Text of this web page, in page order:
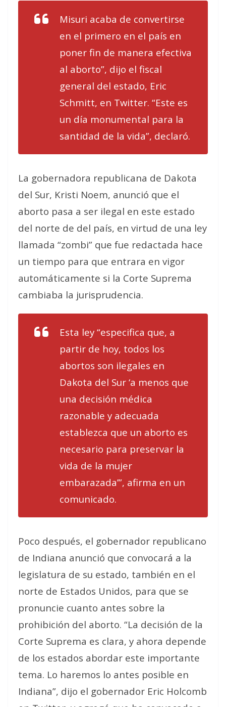
Misuri acaba de convertirse
en el primero en el país en
poner fin de manera efectiva
al aborto”, dijo el fiscal
general del estado, Eric
Schmitt, en Twitter. “Este es
un día monumental para la
santidad de la vida”, declaró.
La gobernadora republicana de Dakota
del Sur, Kristi Noem, anunció que el
aborto pasa a ser ilegal en este estado
del norte de del país, en virtud de una ley
llamada “zombi” que fue redactada hace
un tiempo para que entrara en vigor
automáticamente si la Corte Suprema
cambiaba la jurisprudencia.
Esta ley “especifica que, a
partir de hoy, todos los
abortos son ilegales en
Dakota del Sur ‘a menos que
una decisión médica
razonable y adecuada
establezca que un aborto es
necesario para preservar la
vida de la mujer
embarazada’”, afirma en un
comunicado.
Poco después, el gobernador republicano
de Indiana anunció que convocará a la
legislatura de su estado, también en el
norte de Estados Unidos, para que se
pronuncie cuanto antes sobre la
prohibición del aborto. “La decisión de la
Corte Suprema es clara, y ahora depende
de los estados abordar este importante
tema. Lo haremos lo antes posible en
Indiana”, dijo el gobernador Eric Holcomb